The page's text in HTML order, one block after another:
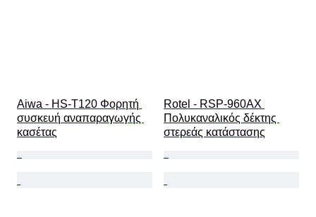
Aiwa - HS-T120 Φορητή
συσκευή αναπαραγωγής
κασέτας
Rotel - RSP-960AX
Πολυκαναλικός δέκτης
στερεάς κατάστασης